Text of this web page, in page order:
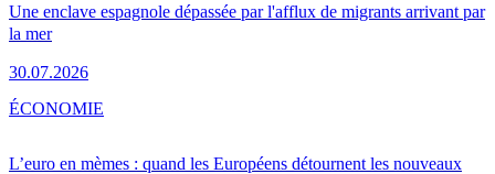
Une enclave espagnole dépassée par l'afflux de migrants arrivant par
la mer
30.07.2026
L’euro en mèmes : quand les Européens détournent les nouveaux
ÉCONOMIE